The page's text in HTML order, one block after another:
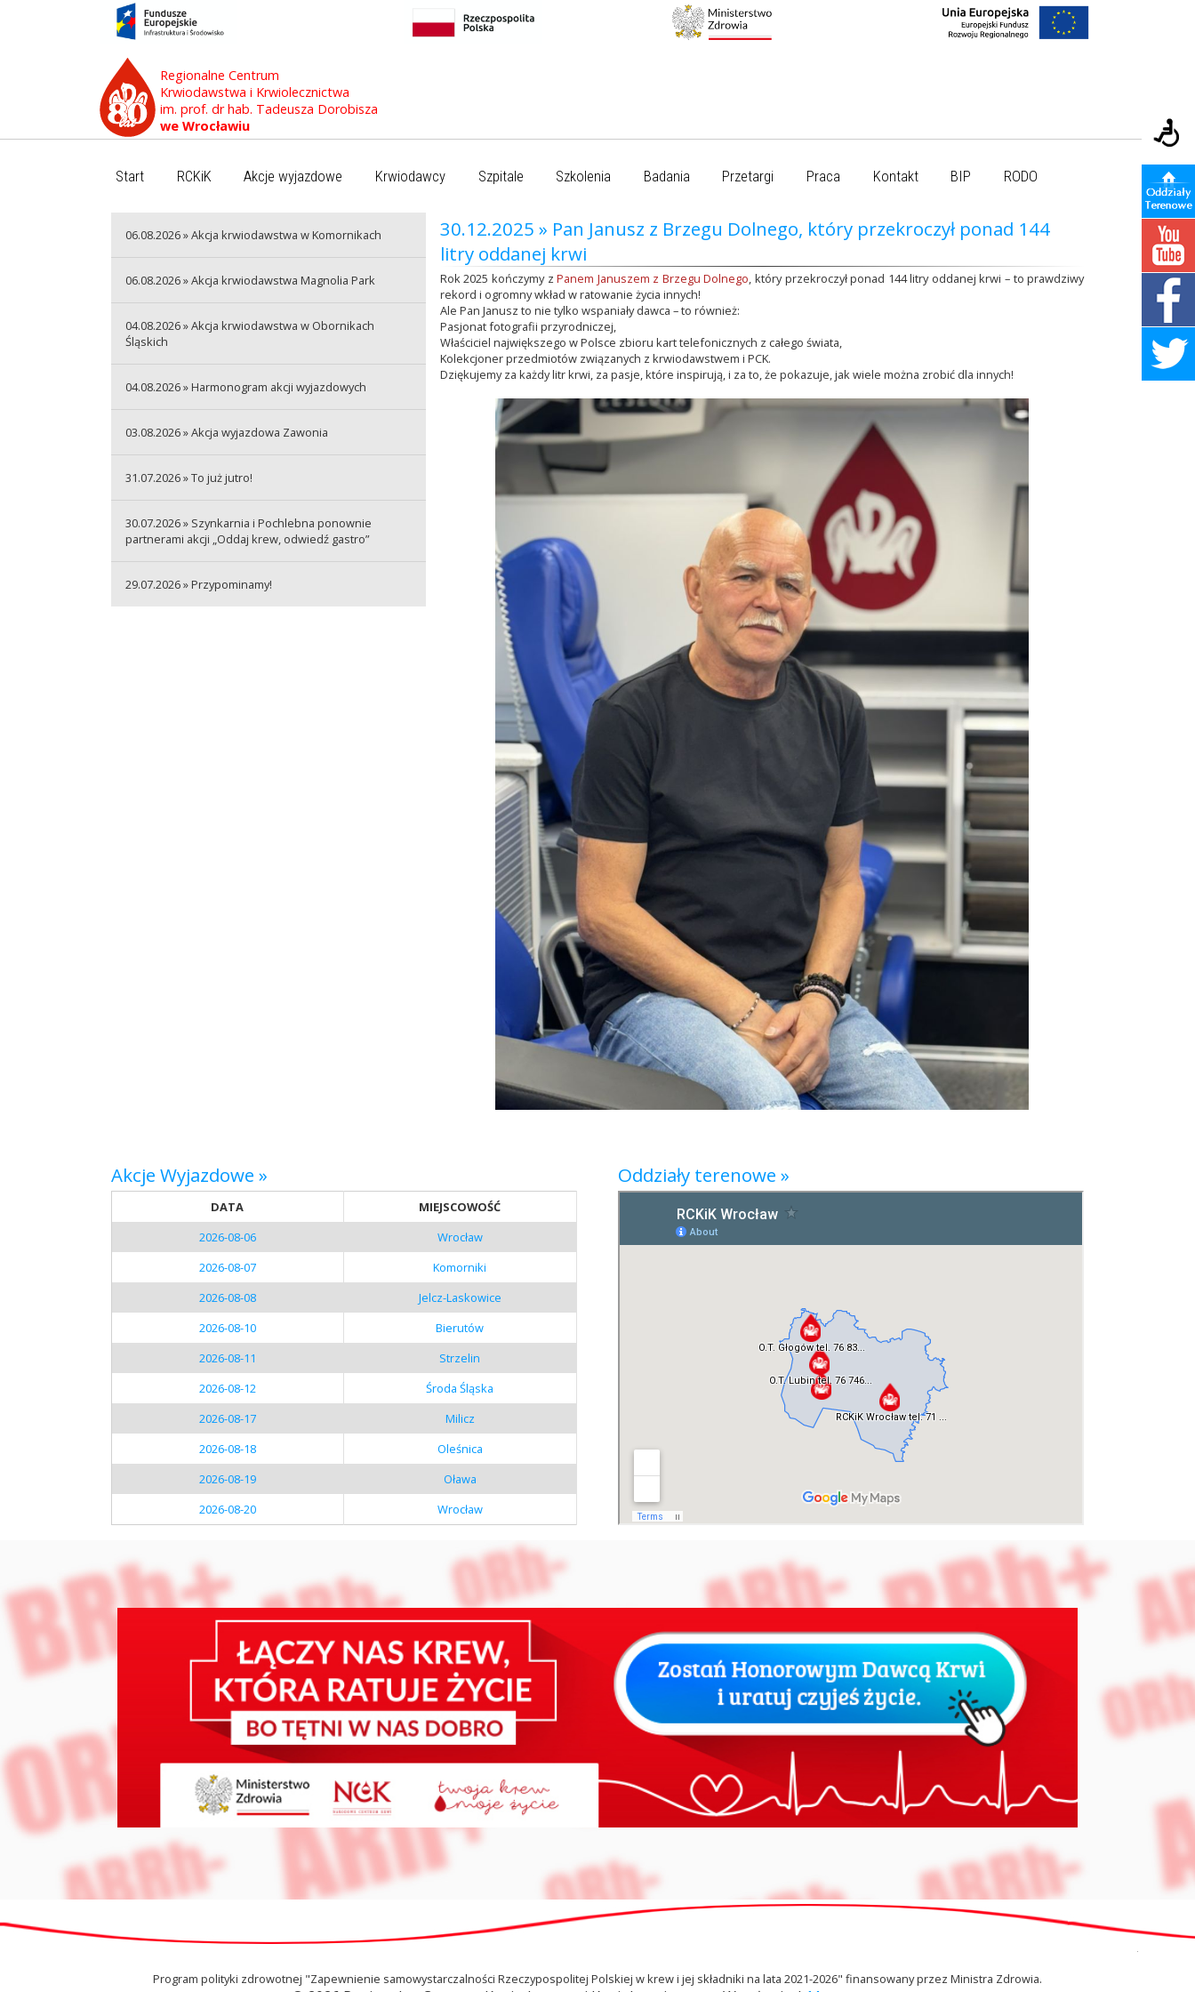
Regionalne Centrum
Krwiodawstwa i Krwiolecznictwa
im. prof. dr hab. Tadeusza Dorobisza
we Wrocławiu
Start RCKiK Akcje wyjazdowe Krwiodawcy Szpitale Szkolenia Badania Przetargi Praca Kontakt BIP RODO
06.08.2026 » Akcja krwiodawstwa w Komornikach
06.08.2026 » Akcja krwiodawstwa Magnolia Park
04.08.2026 » Akcja krwiodawstwa w Obornikach
Śląskich
04.08.2026 » Harmonogram akcji wyjazdowych
03.08.2026 » Akcja wyjazdowa Zawonia
31.07.2026 » To już jutro!
30.07.2026 » Szynkarnia i Pochlebna ponownie
partnerami akcji „Oddaj krew, odwiedź gastro”
29.07.2026 » Przypominamy!
30.12.2025 » Pan Janusz z Brzegu Dolnego, który przekroczył ponad 144
litry oddanej krwi
Rok 2025 kończymy zPanem Januszem z Brzegu Dolnego, który przekroczył ponad 144 litry oddanej krwi – to prawdziwy
rekord i ogromny wkład w ratowanie życia innych!
Ale Pan Janusz to nie tylko wspaniały dawca – to również:
Pasjonat fotografii przyrodniczej,
Właściciel największego w Polsce zbioru kart telefonicznych z całego świata,
Kolekcjoner przedmiotów związanych z krwiodawstwem i PCK.
Dziękujemy za każdy litr krwi, za pasje, które inspirują, i za to, że pokazuje, jak wiele można zrobić dla innych!
Akcje Wyjazdowe »
DATA
MIEJSCOWOŚĆ
2026-08-06
Wrocław
2026-08-07
Komorniki
2026-08-08
Jelcz-Laskowice
2026-08-10
Bierutów
2026-08-11
Strzelin
2026-08-12
Środa Śląska
2026-08-17
Milicz
2026-08-18
Oleśnica
2026-08-19
Oława
2026-08-20
Wrocław
Oddziały terenowe »
Program polityki zdrowotnej "Zapewnienie samowystarczalności Rzeczypospolitej Polskiej w krew i jej składniki na lata 2021-2026" finansowany przez Ministra Zdrowia.